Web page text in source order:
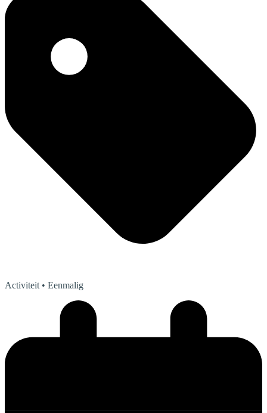
Activiteit • Eenmalig